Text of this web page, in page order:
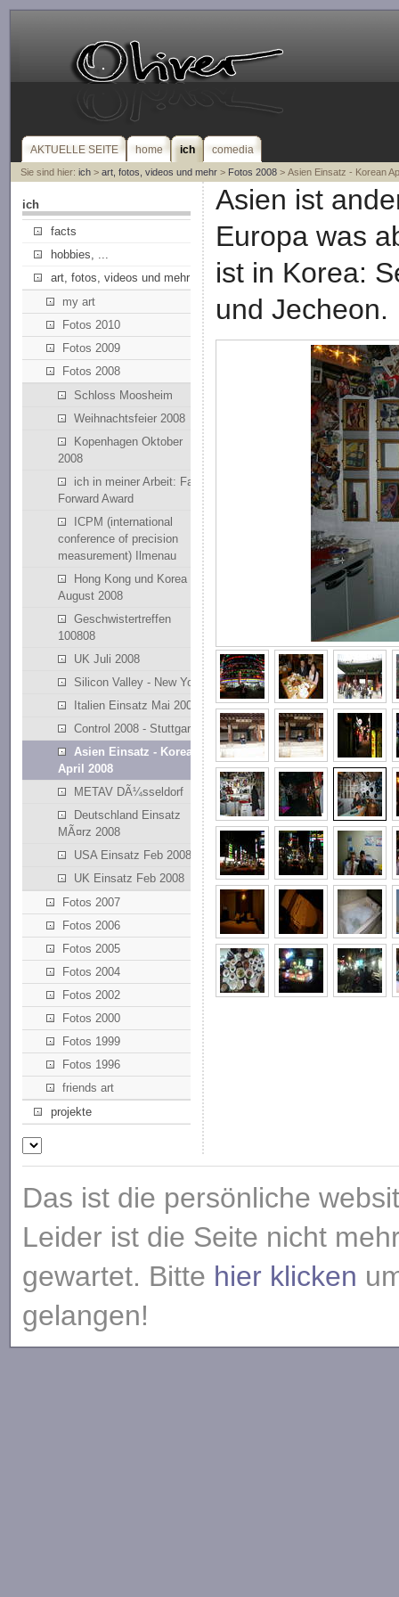
AKTUELLE SEITE home ich comedia
Sie sind hier: ich> art, fotos, videos und mehr> Fotos 2008> Asien Einsatz - Korean
ich
facts
hobbies, ...
art, fotos, videos und mehr
my art
Fotos 2010
Fotos 2009
Fotos 2008
Schloss Moosheim
Weihnachtsfeier 2008
Kopenhagen Oktober
2008
ich in meiner Arbeit: Fast
Forward Award
ICPM (international
conference of precision
measurement) Ilmenau
Hong Kong und Korea
August 2008
Geschwistertreffen
100808
UK Juli 2008
Silicon Valley - New York
Italien Einsatz Mai 2008
Control 2008 - Stuttgart
Asien Einsatz - Korean
April 2008
METAV DÃ¼sseldorf
Deutschland Einsatz
MÃ¤rz 2008
USA Einsatz Feb 2008
UK Einsatz Feb 2008
Fotos 2007
Fotos 2006
Fotos 2005
Fotos 2004
Fotos 2002
Fotos 2000
Fotos 1999
Fotos 1996
friends art
projekte
Asien ist
Europa was
ist in Korea:
und Jecheon.
Das ist die persönliche
Leider ist die Seite nicht
gewartet. Bitte hier klicken
gelangen!